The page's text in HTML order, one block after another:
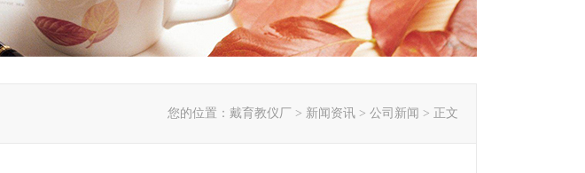
您的位置： 戴育教仪厂 > 新闻资讯 > 公司新闻 > 正文